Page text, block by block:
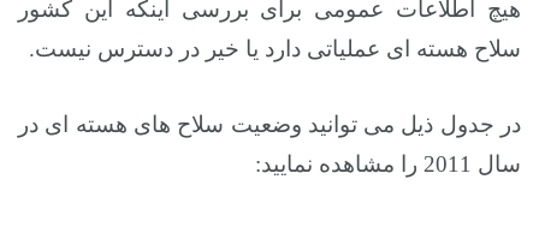
هیچ اطلاعات عمومی برای بررسی اینکه این کشور
سلاح هسته ای عملیاتی دارد یا خیر در دسترس نیست.
در جدول ذیل می توانید وضعیت سلاح های هسته ای در
سال 2011 را مشاهده نمایید: